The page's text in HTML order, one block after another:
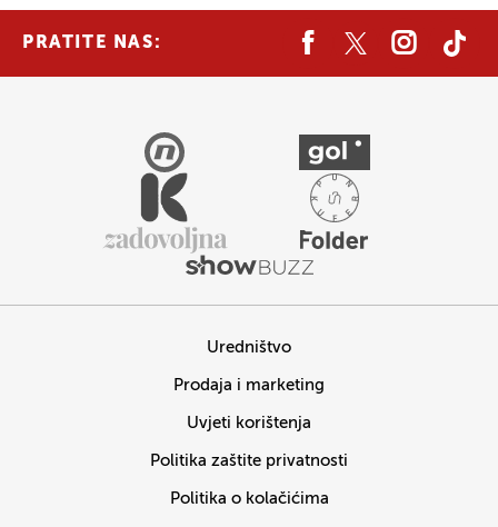
PRATITE NAS:
Uredništvo
Prodaja i marketing
Uvjeti korištenja
Politika zaštite privatnosti
Politika o kolačićima